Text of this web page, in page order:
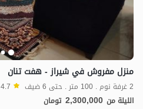
منزل مفروش في شيراز - هفت تنان
2 غرفة نوم . 100 متر . حتى 6 ضيف 4.7
الليلة من 2,300,000 تومان